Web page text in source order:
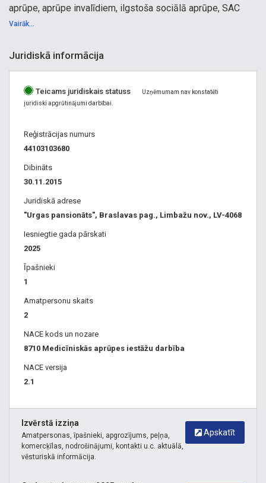
aprūpe, aprūpe invalīdiem, ilgstoša sociālā aprūpe, SAC
Vairāk...
Juridiskā informācija
Teicams juridiskais statuss
Uzņēmumam nav konstatēti
juridiski apgrūtinājumi darbībai.
Reģistrācijas numurs
44103103680
Dibināts
30.11.2015
Juridiskā adrese
"Urgas pansionāts", Braslavas pag., Limbažu nov., LV-4068
Iesniegtie gada pārskati
2025
Īpašnieki
1
Amatpersonu skaits
2
NACE kods un nozare
8710 Medicīniskās aprūpes iestāžu darbība
NACE versija
2.1
Apskatīt
Izvērstā izziņa
Amatpersonas, īpašnieki, apgrozījums, peļņa,
komercķīlas, nodrošinājumi, kontakti u.c. aktuālā,
vēsturiskā informācija.